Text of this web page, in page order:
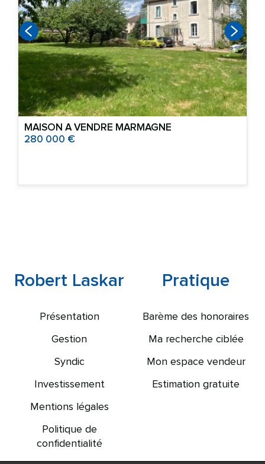
MAISON A VENDRE MARMAGNE
280 000 €
Robert Laskar
Présentation
Gestion
Syndic
Investissement
Mentions légales
Politique de
confidentialité
Pratique
Barème des honoraires
Ma recherche ciblée
Mon espace vendeur
Estimation gratuite